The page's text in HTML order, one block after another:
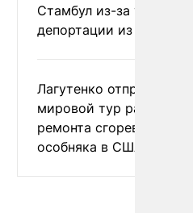
Стамбул из-за угрозы
депортации из России
Лагутенко отправился в
мировой тур ради
ремонта сгоревшего
особняка в США